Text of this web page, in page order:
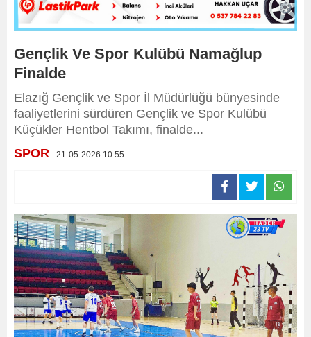
Gençlik Ve Spor Kulübü Namağlup
Finalde
Elazığ Gençlik ve Spor İl Müdürlüğü bünyesinde
faaliyetlerini sürdüren Gençlik ve Spor Kulübü
Küçükler Hentbol Takımı, finalde...
SPOR - 21-05-2026 10:55